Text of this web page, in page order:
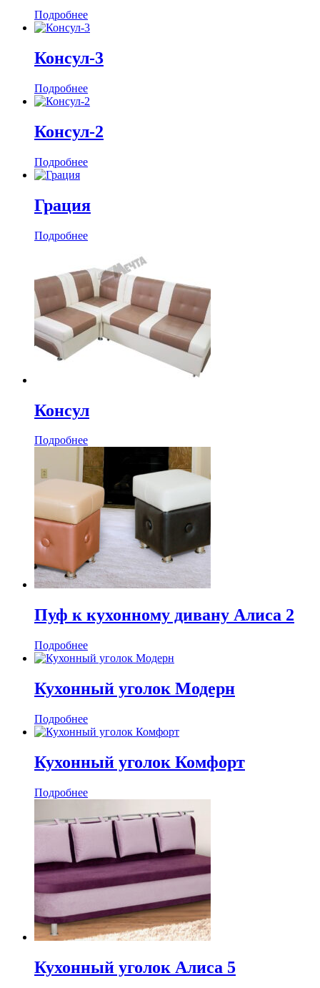
Подробнее
Консул-3
Подробнее
Консул-2
Подробнее
Грация
Подробнее
Консул
Подробнее
Пуф к кухонному дивану Алиса 2
Подробнее
Кухонный уголок Модерн
Подробнее
Кухонный уголок Комфорт
Подробнее
Кухонный уголок Алиса 5